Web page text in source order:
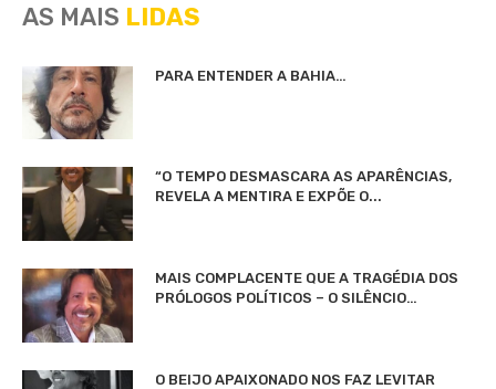
AS MAIS LIDAS
PARA ENTENDER A BAHIA…
“O TEMPO DESMASCARA AS APARÊNCIAS,
REVELA A MENTIRA E EXPÕE O...
MAIS COMPLACENTE QUE A TRAGÉDIA DOS
PRÓLOGOS POLÍTICOS – O SILÊNCIO…
O BEIJO APAIXONADO NOS FAZ LEVITAR